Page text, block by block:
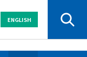
ENGLISH